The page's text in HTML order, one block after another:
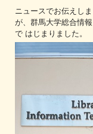
ニュースでお伝えし
が、群馬大学総合情
で はじまりました。